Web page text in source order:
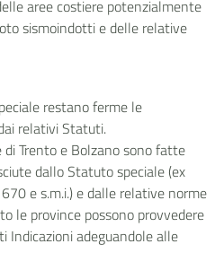
aree costiere potenzialmente
sismoindotti e delle relative
restano ferme le
relativi Statuti.
Trento e Bolzano sono fatte
dallo Statuto speciale (ex
e s.m.i.) e dalle relative norme
le province possono provvedere
Indicazioni adeguandole alle